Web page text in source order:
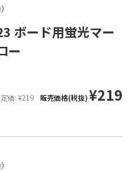
ボード用蛍光マー
ー
定価: ¥219 販売価格(税抜)¥219